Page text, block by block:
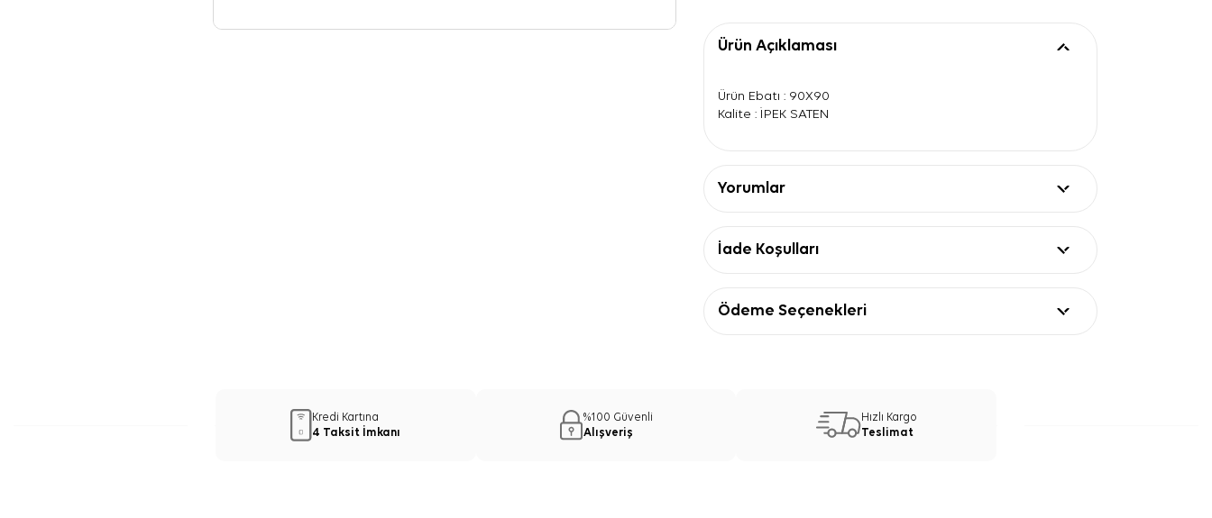
Ürün Açıklaması
Ürün Ebatı : 90X90
Kalite : İPEK SATEN
Yorumlar
İade Koşulları
Ödeme Seçenekleri
Kredi Kartına
4 Taksit İmkanı
%100 Güvenli
Alışveriş
Hızlı Kargo
Teslimat